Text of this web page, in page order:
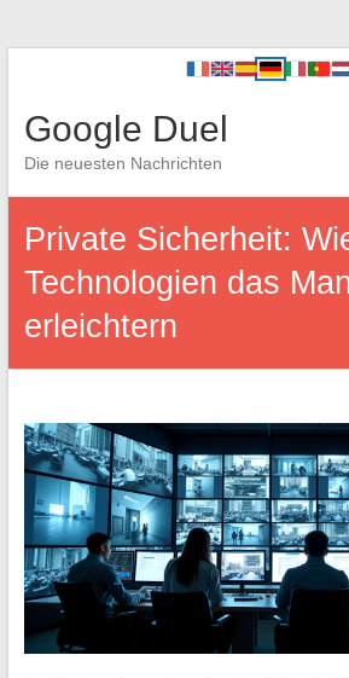
Google Duel
Die neuesten Nachrichten
Private Sicherheit:
Technologien das
erleichtern